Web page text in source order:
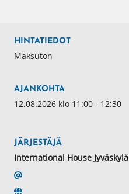
HINTATIEDOT
Maksuton
AJANKOHTA
12.08.2026 klo 11:00 - 12:30
JÄRJESTÄJÄ
International House Jyväskylä